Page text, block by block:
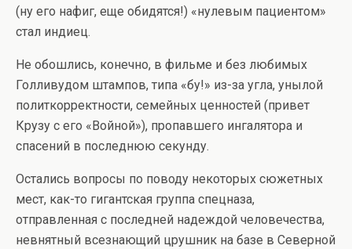
(ну его нафиг, еще обидятся!) «нулевым пациентом»
стал индиец.
Не обошлись, конечно, в фильме и без любимых
Голливудом штампов, типа «бу!» из-за угла, унылой
политкорректности, семейных ценностей (привет
Крузу с его «Войной»), пропавшего ингалятора и
спасений в последнюю секунду.
Остались вопросы по поводу некоторых сюжетных
мест, как-то гигантская группа спецназа,
отправленная с последней надеждой человечества,
невнятный всезнающий црушник на базе в Северной